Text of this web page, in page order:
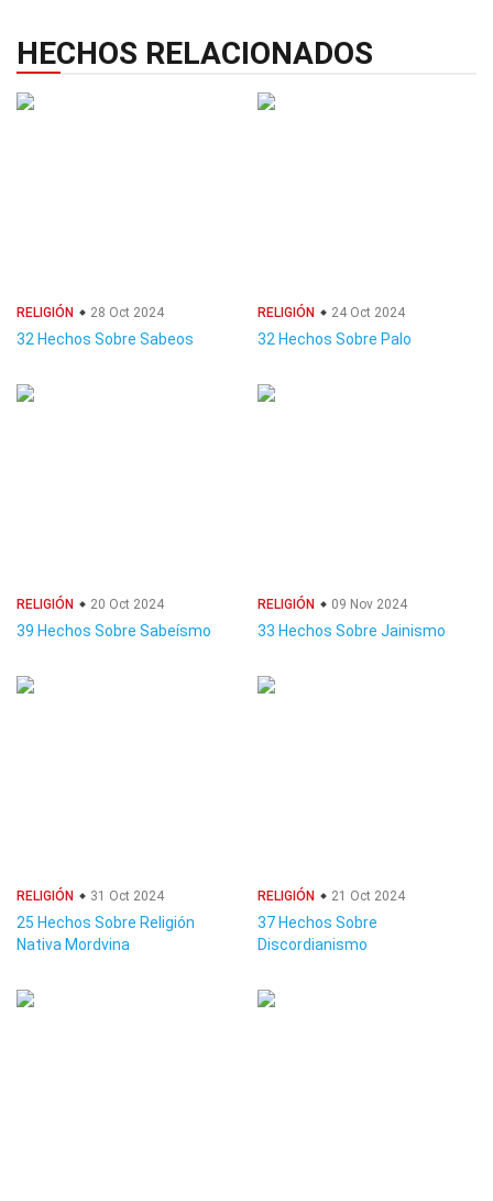
HECHOS RELACIONADOS
RELIGIÓN 28 Oct 2024
32 Hechos Sobre Sabeos
RELIGIÓN 24 Oct 2024
32 Hechos Sobre Palo
RELIGIÓN 20 Oct 2024
39 Hechos Sobre Sabeísmo
RELIGIÓN 09 Nov 2024
33 Hechos Sobre Jainismo
RELIGIÓN 31 Oct 2024
25 Hechos Sobre Religión
Nativa Mordvina
RELIGIÓN 21 Oct 2024
37 Hechos Sobre
Discordianismo